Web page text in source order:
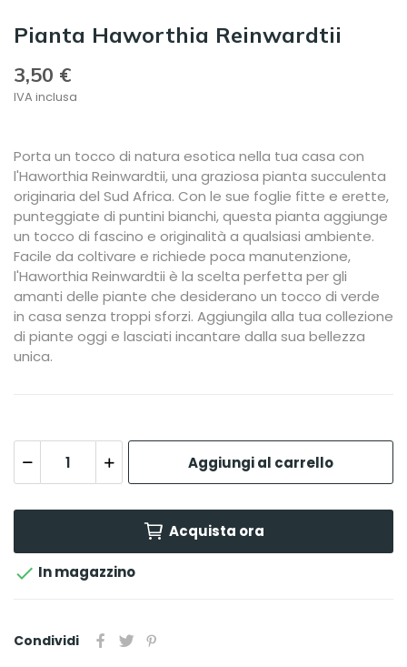
Pianta Haworthia Reinwardtii
3,50 €
IVA inclusa
Porta un tocco di natura esotica nella tua casa con
l'Haworthia Reinwardtii, una graziosa pianta succulenta
originaria del Sud Africa. Con le sue foglie fitte e erette,
punteggiate di puntini bianchi, questa pianta aggiunge
un tocco di fascino e originalità a qualsiasi ambiente.
Facile da coltivare e richiede poca manutenzione,
l'Haworthia Reinwardtii è la scelta perfetta per gli
amanti delle piante che desiderano un tocco di verde
in casa senza troppi sforzi. Aggiungila alla tua collezione
di piante oggi e lasciati incantare dalla sua bellezza
unica.
Aggiungi al carrello
Acquista ora
 In magazzino
Condividi